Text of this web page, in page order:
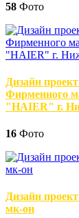
58 Фото
Дизайн
Фирменного
"HAIER" г.
16 Фото
Дизайн
мк-он